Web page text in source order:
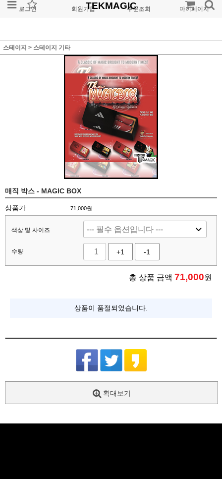
로그인 회원가입 주문조회 마이페이지
TEKMAGIC
스테이지 > 스테이지 기타
매직 박스 - MAGIC BOX
상품가 71,000원
색상 및 사이즈
수량 +1 -1
총 상품 금액 71,000원
상품이 품절되었습니다.
확대보기